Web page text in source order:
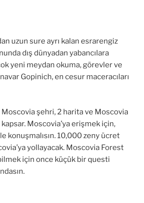
uzun sure ayrı kalan esrarengiz
dış dünyadan yabancılara
yeni meydan okuma, görevler ve
Gopinich, en cesur maceracıları
şehri, 2 harita ve Moscovia
Moscovia’ya erişmek için,
konuşmalısın. 10,000 zeny ücret
yollayacak. Moscovia Forest
için once küçük bir questi